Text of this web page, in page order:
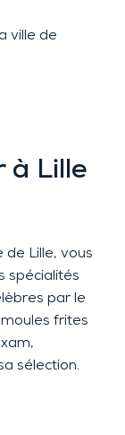
ville de
à Lille
de Lille, vous
spécialités
par le
moules frites
sélection.